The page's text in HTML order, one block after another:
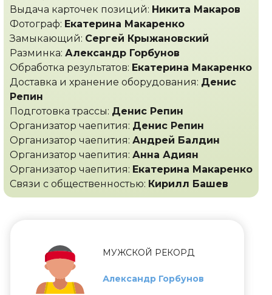
МУЖСКОЙ РЕКОРД
Александр Горбунов
Выдача карточек позиций: Никита Макаров
Фотограф: Екатерина Макаренко
Замыкающий: Сергей Крыжановский
Разминка: Александр Горбунов
Обработка результатов: Екатерина Макаренко
Доставка и хранение оборудования: Денис
Репин
Подготовка трассы: Денис Репин
Организатор чаепития: Денис Репин
Организатор чаепития: Андрей Балдин
Организатор чаепития: Анна Адиян
Организатор чаепития: Екатерина Макаренко
Связи с общественностью: Кирилл Башев